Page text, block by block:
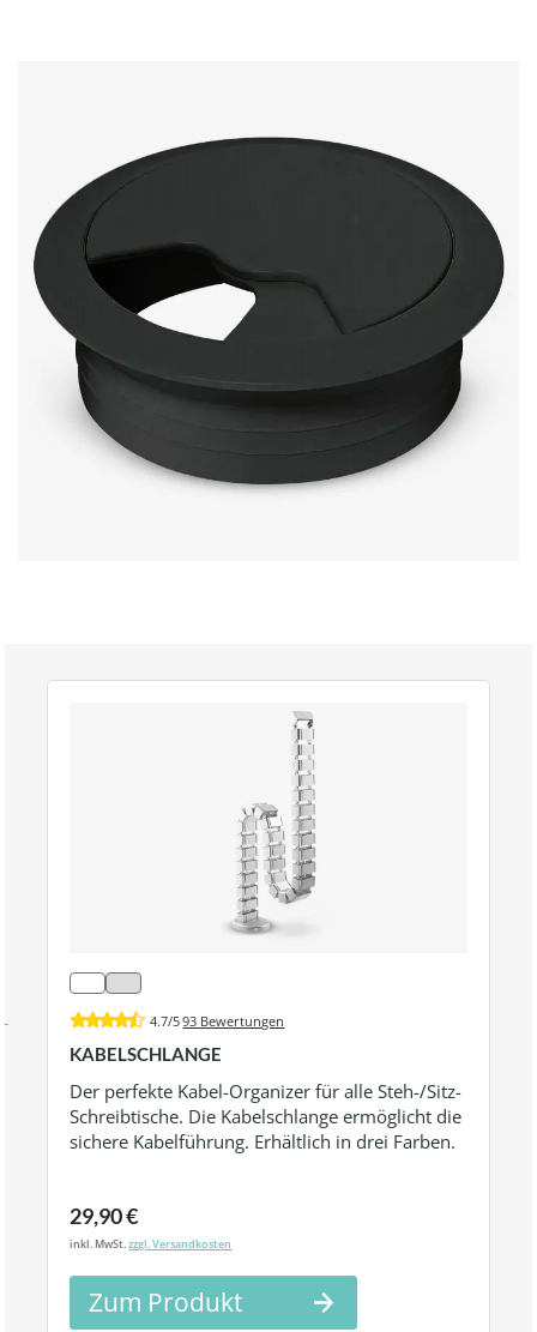
4.7/593 Bewertungen
KABELSCHLANGE
Der perfekte Kabel-Organizer für alle Steh-/Sitz-
Schreibtische. Die Kabelschlange ermöglicht die
sichere Kabelführung. Erhältlich in drei Farben.
29,90 €
inkl. MwSt.zzgl. Versandkosten
Zum Produkt